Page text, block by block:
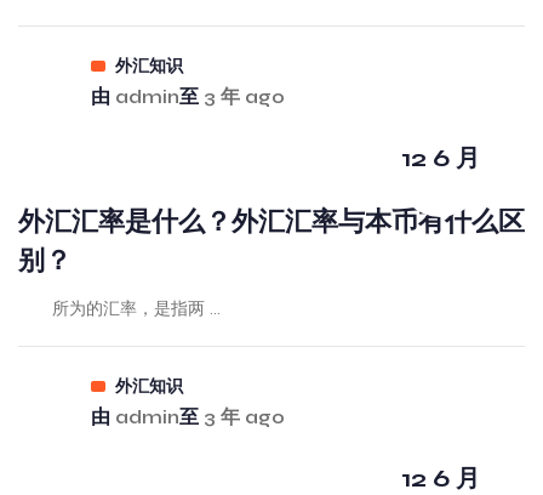
外汇知识
由 admin至 3 年 ago
12 6 月
外汇汇率是什么？外汇汇率与本币有什么区
别？
所为的汇率，是指两 ...
外汇知识
由 admin至 3 年 ago
12 6 月